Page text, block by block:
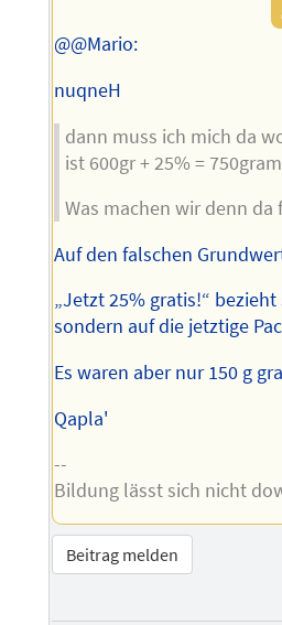
@@Mario:
nuqneH
dann muss ich mich da
ist 600gr + 25% =
Was machen wir denn da
Auf den falschen
„Jetzt 25% gratis!“
sondern auf die jetztige
Es waren aber nur 150 g
Qapla'
--
Bildung lässt sich nicht
Beitrag melden